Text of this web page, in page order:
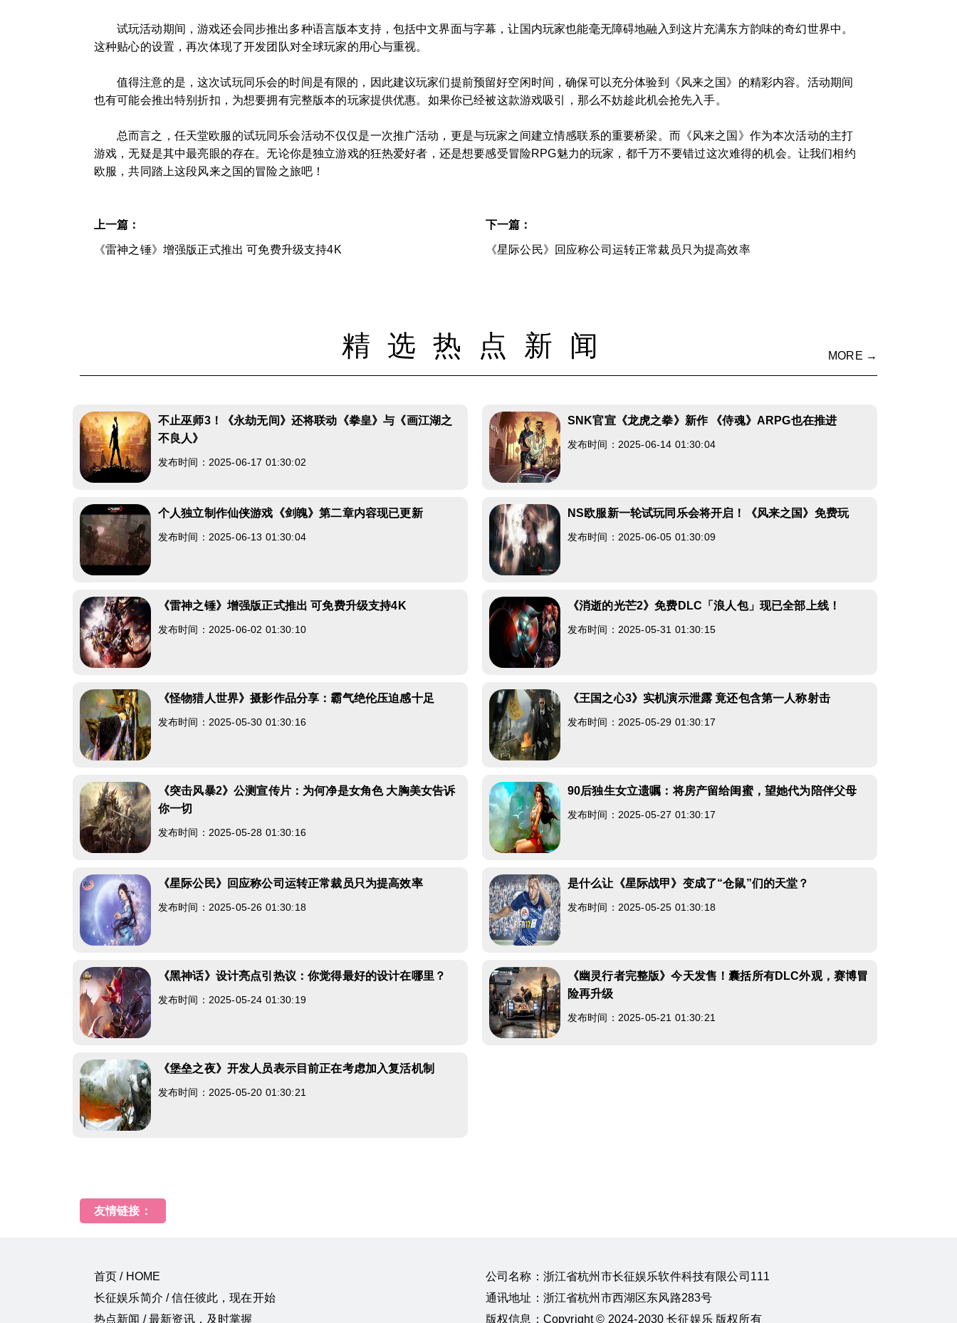
试玩活动期间，游戏还会同步推出多种语言版本支持，包括中文界面与字幕，让国内玩家也能毫无障碍地融入到这片充满东方韵味的奇幻世界中。
这种贴心的设置，再次体现了开发团队对全球玩家的用心与重视。
值得注意的是，这次试玩同乐会的时间是有限的，因此建议玩家们提前预留好空闲时间，确保可以充分体验到《风来之国》的精彩内容。活动期间
也有可能会推出特别折扣，为想要拥有完整版本的玩家提供优惠。如果你已经被这款游戏吸引，那么不妨趁此机会抢先入手。
总而言之，任天堂欧服的试玩同乐会活动不仅仅是一次推广活动，更是与玩家之间建立情感联系的重要桥梁。而《风来之国》作为本次活动的主打
游戏，无疑是其中最亮眼的存在。无论你是独立游戏的狂热爱好者，还是想要感受冒险RPG魅力的玩家，都千万不要错过这次难得的机会。让我们相约
欧服，共同踏上这段风来之国的冒险之旅吧！
上一篇：
《雷神之锤》增强版正式推出 可免费升级支持4K
下一篇：
《星际公民》回应称公司运转正常裁员只为提高效率
精选热点新闻 MORE →
不止巫师3！《永劫无间》还将联动《拳皇》与《画江湖之
不良人》
发布时间：2025-06-17 01:30:02
SNK官宣《龙虎之拳》新作 《侍魂》ARPG也在推进
发布时间：2025-06-14 01:30:04
个人独立制作仙侠游戏《剑魄》第二章内容现已更新
发布时间：2025-06-13 01:30:04
NS欧服新一轮试玩同乐会将开启！《风来之国》免费玩
发布时间：2025-06-05 01:30:09
《雷神之锤》增强版正式推出 可免费升级支持4K
发布时间：2025-06-02 01:30:10
《消逝的光芒2》免费DLC「浪人包」现已全部上线！
发布时间：2025-05-31 01:30:15
《怪物猎人世界》摄影作品分享：霸气绝伦压迫感十足
发布时间：2025-05-30 01:30:16
《王国之心3》实机演示泄露 竟还包含第一人称射击
发布时间：2025-05-29 01:30:17
《突击风暴2》公测宣传片：为何净是女角色 大胸美女告诉
你一切
发布时间：2025-05-28 01:30:16
90后独生女立遗嘱：将房产留给闺蜜，望她代为陪伴父母
发布时间：2025-05-27 01:30:17
《星际公民》回应称公司运转正常裁员只为提高效率
发布时间：2025-05-26 01:30:18
是什么让《星际战甲》变成了“仓鼠”们的天堂？
发布时间：2025-05-25 01:30:18
《黑神话》设计亮点引热议：你觉得最好的设计在哪里？
发布时间：2025-05-24 01:30:19
《幽灵行者完整版》今天发售！囊括所有DLC外观，赛博冒
险再升级
发布时间：2025-05-21 01:30:21
《堡垒之夜》开发人员表示目前正在考虑加入复活机制
发布时间：2025-05-20 01:30:21
友情链接：
首页 / HOME
长征娱乐简介 / 信任彼此，现在开始
热点新闻 / 最新资讯，及时掌握
公司名称：浙江省杭州市长征娱乐软件科技有限公司111
通讯地址：浙江省杭州市西湖区东风路283号
版权信息：Copyright © 2024-2030 长征娱乐 版权所有